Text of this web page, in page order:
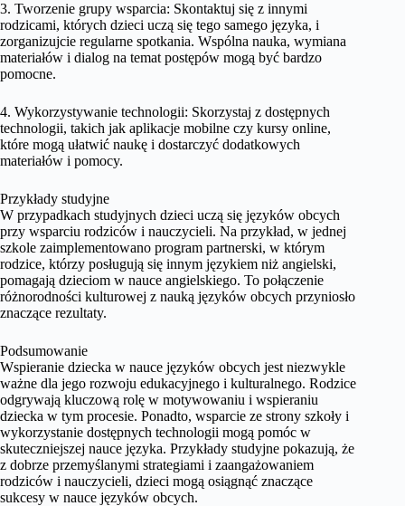
3. Tworzenie grupy wsparcia: Skontaktuj się z innymi
rodzicami, których dzieci uczą się tego samego języka, i
zorganizujcie regularne spotkania. Wspólna nauka, wymiana
materiałów i dialog na temat postępów mogą być bardzo
pomocne.
4. Wykorzystywanie technologii: Skorzystaj z dostępnych
technologii, takich jak aplikacje mobilne czy kursy online,
które mogą ułatwić naukę i dostarczyć dodatkowych
materiałów i pomocy.
Przykłady studyjne
W przypadkach studyjnych dzieci uczą się języków obcych
przy wsparciu rodziców i nauczycieli. Na przykład, w jednej
szkole zaimplementowano program partnerski, w którym
rodzice, którzy posługują się innym językiem niż angielski,
pomagają dzieciom w nauce angielskiego. To połączenie
różnorodności kulturowej z nauką języków obcych przyniosło
znaczące rezultaty.
Podsumowanie
Wspieranie dziecka w nauce języków obcych jest niezwykle
ważne dla jego rozwoju edukacyjnego i kulturalnego. Rodzice
odgrywają kluczową rolę w motywowaniu i wspieraniu
dziecka w tym procesie. Ponadto, wsparcie ze strony szkoły i
wykorzystanie dostępnych technologii mogą pomóc w
skuteczniejszej nauce języka. Przykłady studyjne pokazują, że
z dobrze przemyślanymi strategiami i zaangażowaniem
rodziców i nauczycieli, dzieci mogą osiągnąć znaczące
sukcesy w nauce języków obcych.